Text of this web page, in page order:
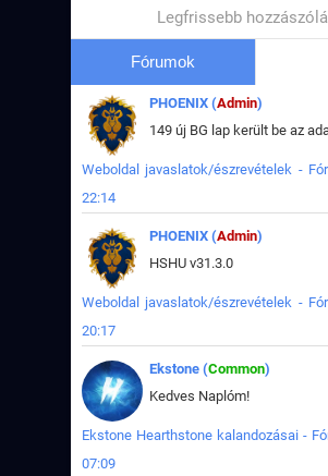
Legfrissebb
Fórumok
PHOENIX (Admin)
Weboldal javaslatok/észrevételek -
22:14
PHOENIX (Admin)
HSHU v31.3.0
Weboldal javaslatok/észrevételek -
20:17
Ekstone (Common)
Kedves Naplóm!
Ekstone Hearthstone kalandozásai -
07:09